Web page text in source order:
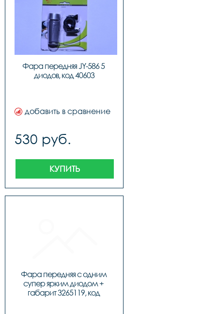
Фара передняя JY-586 5
диодов, код 40603
добавить в сравнение
530 руб.
КУПИТЬ
Фара передняя с одним
супер ярким диодом +
габарит 3265119, код